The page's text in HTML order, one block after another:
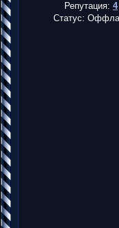
Репутация: 4
Статус: